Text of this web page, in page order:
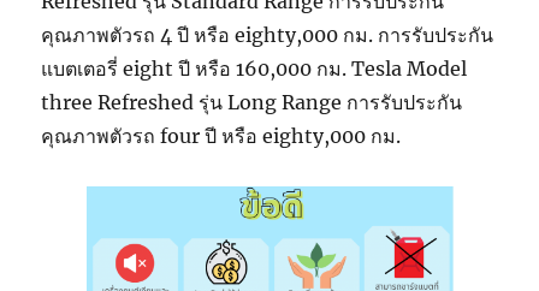
คุณภาพตัวรถ 4 ปี หรือ eighty,000 กม. การรับประกัน
แบตเตอรี่ eight ปี หรือ 160,000 กม. Tesla Model
three Refreshed รุ่น Long Range การรับประกัน
คุณภาพตัวรถ four ปี หรือ eighty,000 กม.